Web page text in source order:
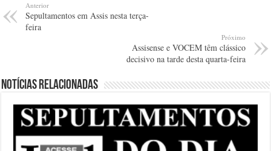
Anterior
Sepultamentos em Assis nesta terça-
feira
Próximo
Assisense e VOCEM têm clássico
decisivo na tarde desta quarta-feira
Notícias relacionadas